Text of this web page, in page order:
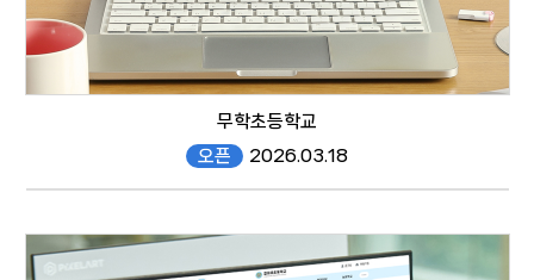
무학초등학교
오픈
2026.03.18